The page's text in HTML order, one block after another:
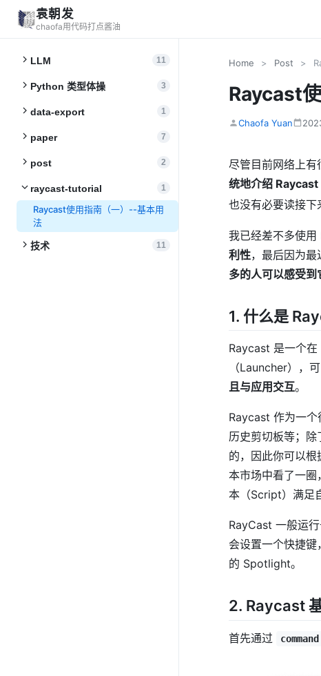
袁朝发
chaofa用代码打点酱油
LLM 11
Python 类型体操 3
data-export 1
paper 7
post 2
raycast-tutorial 1
Raycast使用指南（一）--基本用
法
技术 11
Home > Post >
Raycast
Chaofa Yuan
尽管目前网络上
统地介绍 Raycast
也没有必要读接下
我已经差不多使
利性，最后因为
多的人可以感受到
1. 什么是
Raycast 是一个在
（Launcher），
且与应用交互。
Raycast 作为一个
历史剪切板等；
的，因此你可以根
本市场中看了一
本（Script）满足
RayCast 一般运
会设置一个快捷
的 Spotlight。
2. Raycast
首先通过